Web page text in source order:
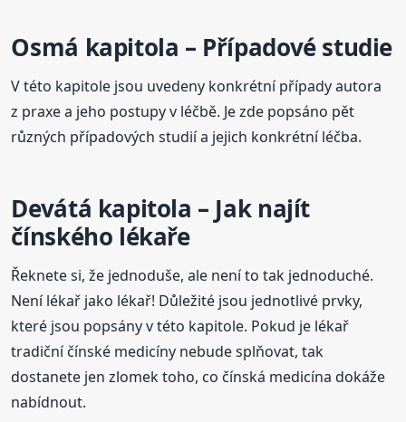
Osmá kapitola – Případové studie
V této kapitole jsou uvedeny konkrétní případy autora
z praxe a jeho postupy v léčbě. Je zde popsáno pět
různých případových studií a jejich konkrétní léčba.
Devátá kapitola – Jak najít
čínského lékaře
Řeknete si, že jednoduše, ale není to tak jednoduché.
Není lékař jako lékař! Důležité jsou jednotlivé prvky,
které jsou popsány v této kapitole. Pokud je lékař
tradiční čínské medicíny nebude splňovat, tak
dostanete jen zlomek toho, co čínská medicína dokáže
nabídnout.